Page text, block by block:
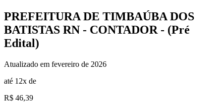
PREFEITURA DE TIMBAÚBA DOS
BATISTAS RN - CONTADOR - (Pré
Edital)
Atualizado em fevereiro de 2026
até 12x de
R$ 46,39